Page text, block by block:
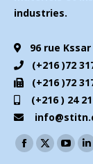
industries.
96 rue
(+216 )72
(+216 )72
(+216 ) 24
Trouvez nous
La
La
La